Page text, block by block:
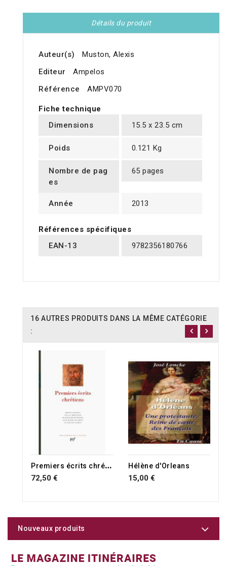
Détails du produit
Auteur(s)
Muston, Alexis
Editeur
Ampelos
Référence
AMPV070
Fiche technique
Dimensions
15.5 x 23.5 cm
Poids 0.121 Kg
Nombre de pag
es
65 pages
Année 2013
Références spécifiques
EAN-13
9782356180766
16 AUTRES PRODUITS DANS LA MÊME CATÉGORIE
:
P
remiers écrits chrétiens
72,50 €
Hélène d'Orleans
15,00 €
Nouveaux produits